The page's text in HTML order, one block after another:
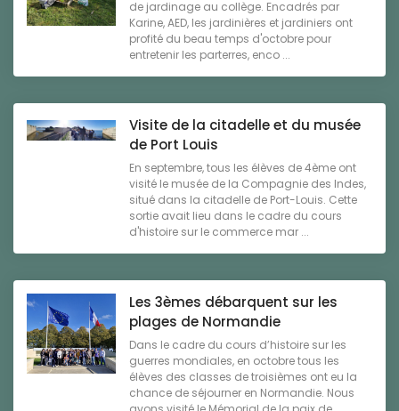
de jardinage au collège. Encadrés par
Karine, AED, les jardinières et jardiniers ont
profité du beau temps d'octobre pour
entretenir les parterres, enco ...
Visite de la citadelle et du musée
de Port Louis
En septembre, tous les élèves de 4ème ont
visité le musée de la Compagnie des Indes,
situé dans la citadelle de Port-Louis. Cette
sortie avait lieu dans le cadre du cours
d'histoire sur le commerce mar ...
Les 3èmes débarquent sur les
plages de Normandie
Dans le cadre du cours d’histoire sur les
guerres mondiales, en octobre tous les
élèves des classes de troisièmes ont eu la
chance de séjourner en Normandie. Nous